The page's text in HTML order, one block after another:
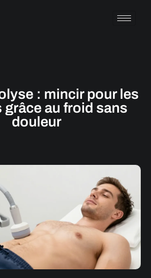
: mincir pour les
grâce au froid sans
douleur